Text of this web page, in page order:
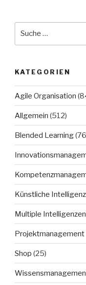
KATEGORIEN
Agile Organisation
Allgemein (512)
Blended Learning
Künstliche Intelligenz
Multiple Intelligenzen
Projektmanagement
Shop (25)